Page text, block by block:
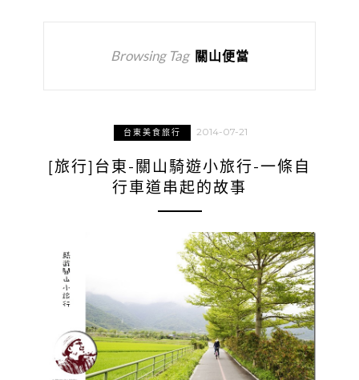
Browsing Tag 關山便當
台東美食旅行 2014-07-21
[旅行]台東-關山騎遊小旅行-一條自
行車道串起的故事